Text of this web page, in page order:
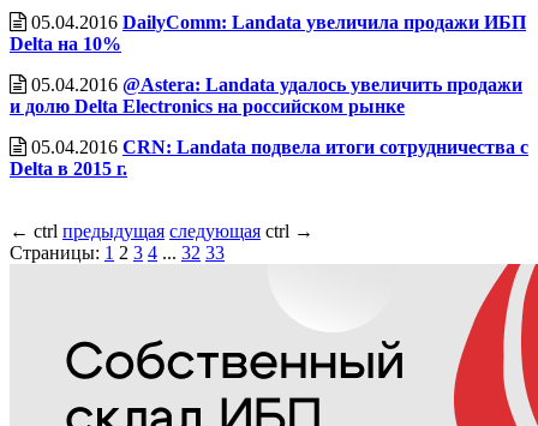
05.04.2016 DailyComm: Landata увеличила продажи ИБП
Delta на 10%
05.04.2016 @Astera: Landata удалось увеличить продажи
и долю Delta Electronics на российском рынке
05.04.2016 CRN: Landata подвела итоги сотрудничества с
Delta в 2015 г.
← ctrl предыдущая следующая ctrl →
Страницы: 1 2 3 4 ... 32 33